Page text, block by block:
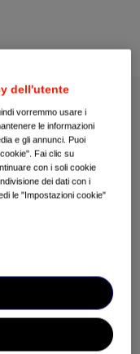
dell'utente
vorremmo usare i
le informazioni
e gli annunci. Puoi
Fai clic su
con i soli cookie
dei dati con i
le "Impostazioni cookie"